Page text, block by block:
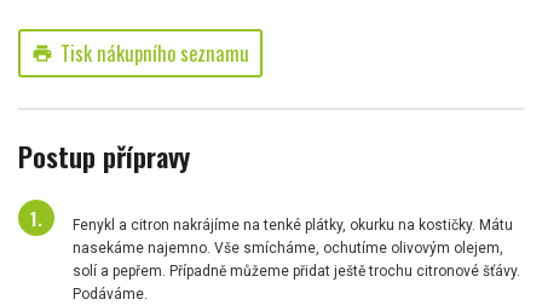
print Tisk nákupního seznamu
Postup přípravy
Fenykl a citron nakrájíme na tenké plátky, okurku na kostičky. Mátu
nasekáme najemno. Vše smícháme, ochutíme olivovým olejem,
solí a pepřem. Případně můžeme přidat ještě trochu citronové šťávy.
Podáváme.